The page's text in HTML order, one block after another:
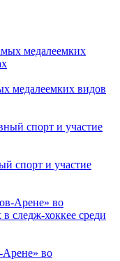
медалеемких видов
спорт и участие
Арене» во